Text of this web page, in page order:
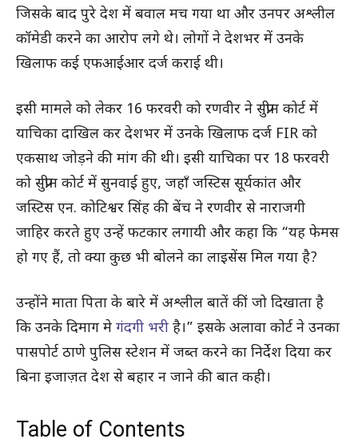
जिसके बाद पुरे देश में बवाल मच गया था और उनपर अश्लील
कॉमेडी करने का आरोप लगे थे। लोगों ने देशभर में उनके
खिलाफ कई एफआईआर दर्ज कराई थी।
इसी मामले को लेकर 16 फरवरी को रणवीर ने सुप्रीम कोर्ट में
याचिका दाखिल कर देशभर में उनके खिलाफ दर्ज FIR को
एकसाथ जोड़ने की मांग की थी। इसी याचिका पर 18 फरवरी
को सुप्रीम कोर्ट में सुनवाई हुए, जहाँ जस्टिस सूर्यकांत और
जस्टिस एन. कोटिश्वर सिंह की बेंच ने रणवीर से नाराजगी
जाहिर करते हुए उन्हें फटकार लगायी और कहा कि “यह फेमस
हो गए हैं, तो क्या कुछ भी बोलने का लाइसेंस मिल गया है?
उन्होंने माता पिता के बारे में अश्लील बातें कीं जो दिखाता है
कि उनके दिमाग मे गंदगी भरी है।” इसके अलावा कोर्ट ने उनका
पासपोर्ट ठाणे पुलिस स्टेशन में जब्त करने का निर्देश दिया कर
बिना इजाज़त देश से बहार न जाने की बात कही।
Table of Contents